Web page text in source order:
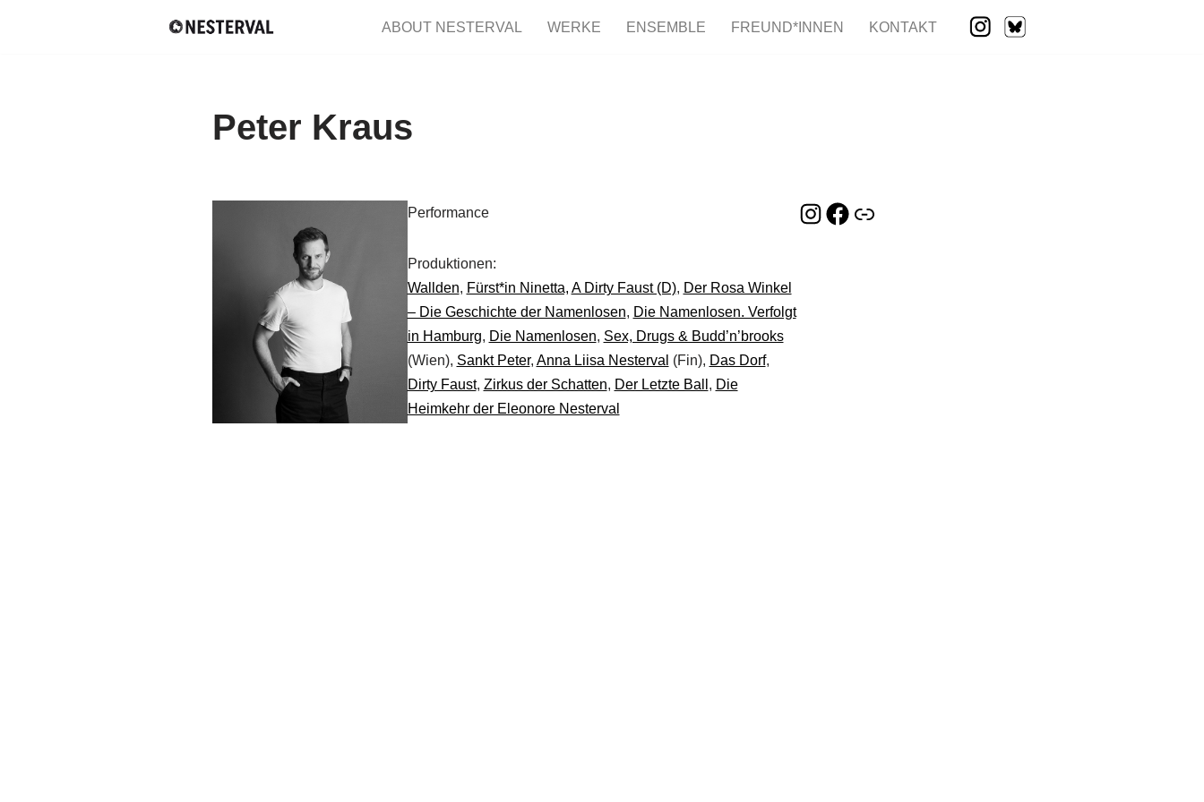
ABOUT NESTERVAL WERKE ENSEMBLE FREUND*INNEN KONTAKT
Peter Kraus
Performance
Produktionen:
Wallden, Fürst*in Ninetta, A Dirty Faust (D), Der Rosa Winkel
– Die Geschichte der Namenlosen, Die Namenlosen. Verfolgt
in Hamburg, Die Namenlosen, Sex, Drugs & Budd’n’brooks
(Wien), Sankt Peter, Anna Liisa Nesterval (Fin), Das Dorf,
Dirty Faust, Zirkus der Schatten, Der Letzte Ball , Die
Heimkehr der Eleonore Nesterval